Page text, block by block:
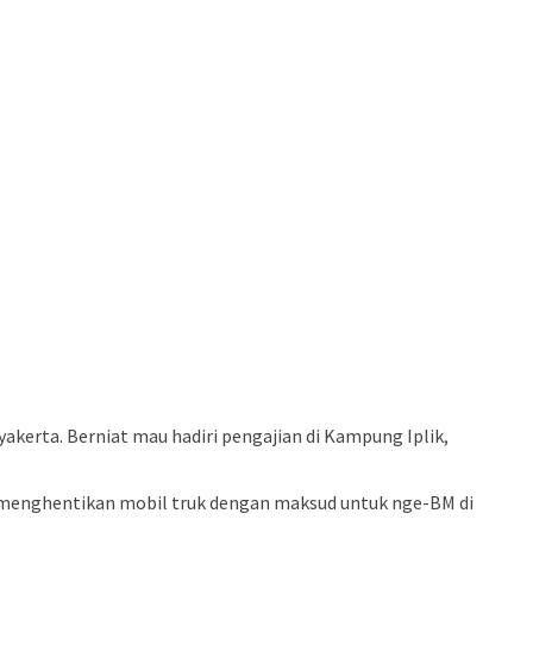
Berniat mau hadiri pengajian di Kampung Iplik,
mobil truk dengan maksud untuk nge-BM di